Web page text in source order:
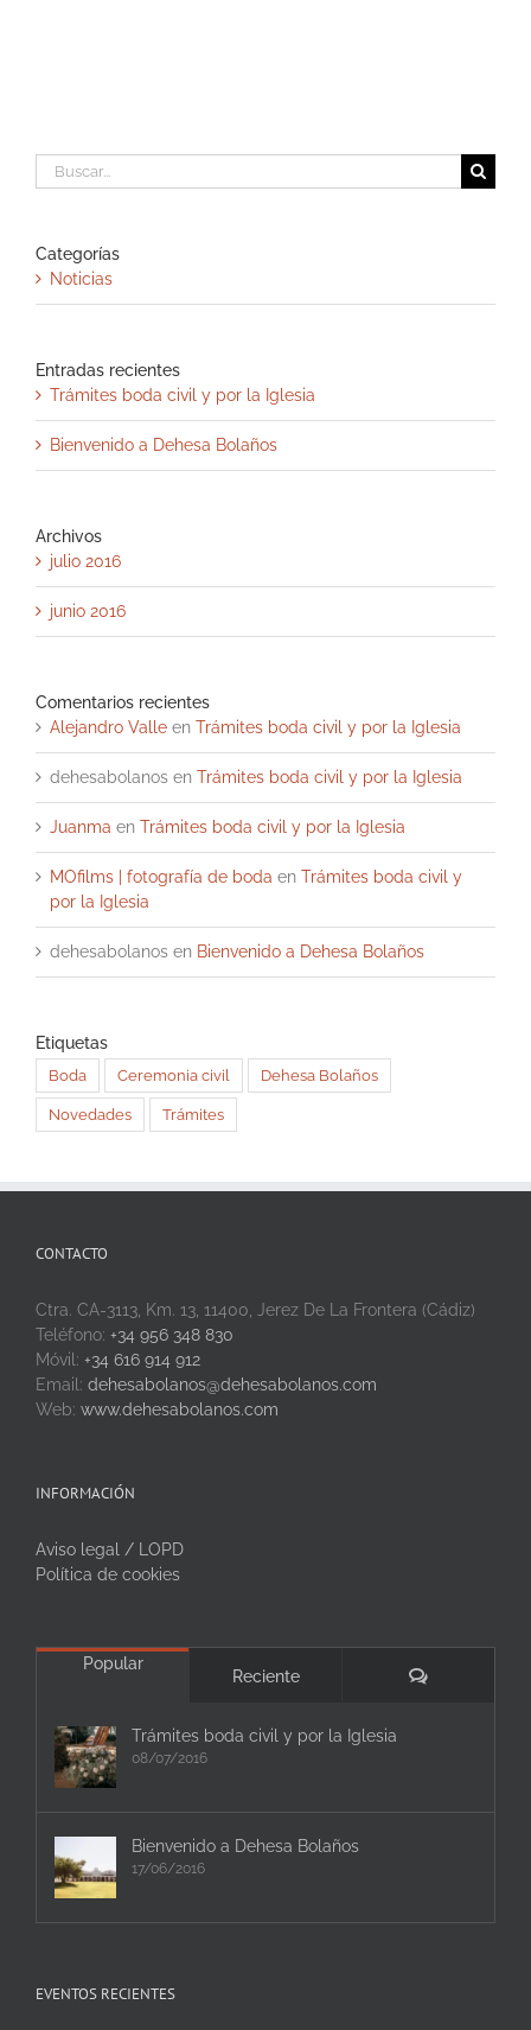
Buscar:
Categorías
Noticias
Entradas recientes
Trámites boda civil y por la Iglesia
Bienvenido a Dehesa Bolaños
Archivos
julio 2016
junio 2016
Comentarios recientes
Alejandro Valle en Trámites boda civil y por la Iglesia
dehesabolanos en Trámites boda civil y por la Iglesia
Juanma en Trámites boda civil y por la Iglesia
MOfilms | fotografía de boda en Trámites boda civil y
por la Iglesia
dehesabolanos en Bienvenido a Dehesa Bolaños
Etiquetas
Boda Ceremonia civil Dehesa Bolaños
Novedades Trámites
CONTACTO
Ctra. CA-3113, Km. 13, 11400, Jerez De La Frontera (Cádiz)
Teléfono: +34 956 348 830
Móvil: +34 616 914 912
Email: dehesabolanos@dehesabolanos.com
Web: www.dehesabolanos.com
INFORMACIÓN
Aviso legal / LOPD
Política de cookies
Popular
Reciente Comentarios
Trámites boda civil y por la Iglesia
08/07/2016
Bienvenido a Dehesa Bolaños
17/06/2016
EVENTOS RECIENTES